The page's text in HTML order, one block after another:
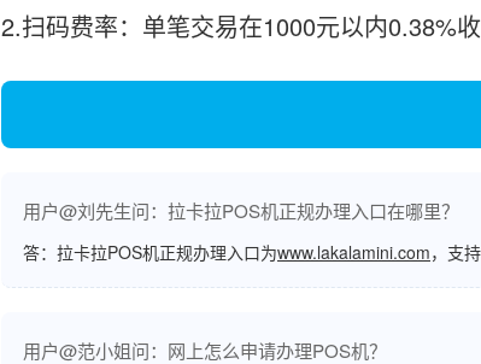
2.扫码费率：单笔交易在1000元以内0.38%
用户@刘先生问：拉卡拉POS机正规办理入口在哪里？
答：拉卡拉POS机正规办理入口为www.lakalamini.com，支
用户@范小姐问：网上怎么申请办理POS机？